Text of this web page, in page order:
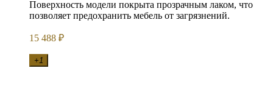
Поверхность модели покрыта прозрачным лаком, что
позволяет предохранить мебель от загрязнений.
15 488 ₽
+1